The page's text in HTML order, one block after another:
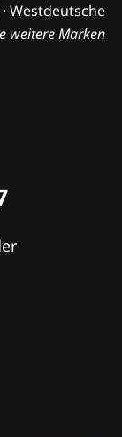
Westdeutsche
weitere Marken